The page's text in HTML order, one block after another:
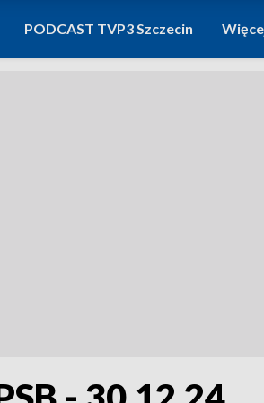
PODCAST TVP3 Szczecin